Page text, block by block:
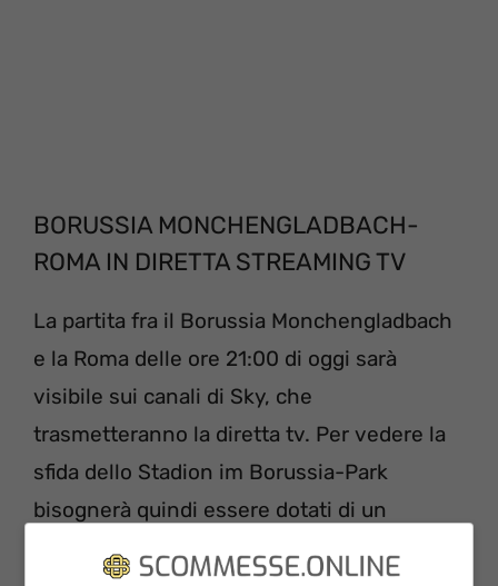
BORUSSIA MONCHENGLADBACH-
ROMA IN DIRETTA STREAMING TV
La partita fra il Borussia Monchengladbach
e la Roma delle ore 21:00 di oggi sarà
visibile sui canali di Sky, che
trasmetteranno la diretta tv. Per vedere la
sfida dello Stadion im Borussia-Park
bisognerà quindi essere dotati di un
abbonamento valido all’emittente televisiva